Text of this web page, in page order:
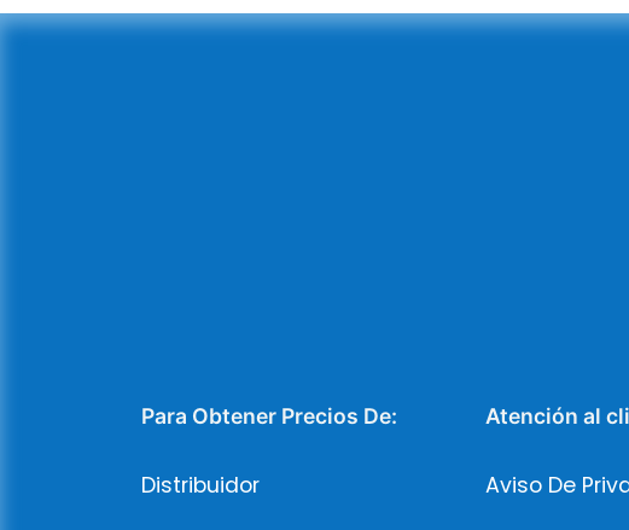
Para Obtener Precios De:
Distribuidor
Atención al
Aviso De